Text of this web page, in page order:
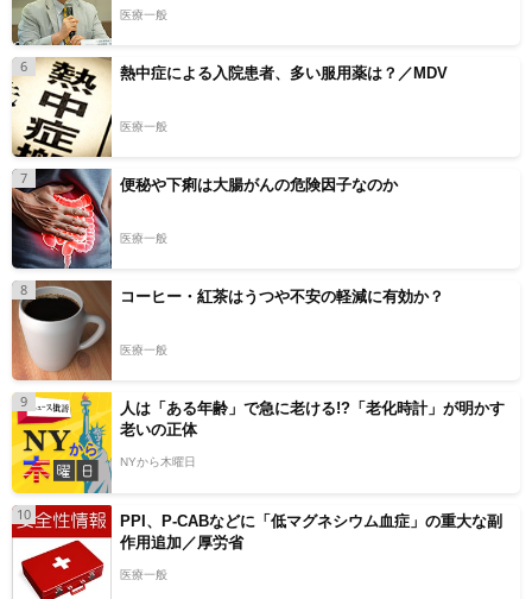
医療一般
6 熱中症による入院患者、多い服用薬は？／MDV
医療一般
7 便秘や下痢は大腸がんの危険因子なのか
医療一般
8 コーヒー・紅茶はうつや不安の軽減に有効か？
医療一般
9
人は「ある年齢」で急に老ける!?「老化時計」が明かす
老いの正体
NYから木曜日
10
PPI、P-CABなどに「低マグネシウム血症」の重大な副
作用追加／厚労省
医療一般